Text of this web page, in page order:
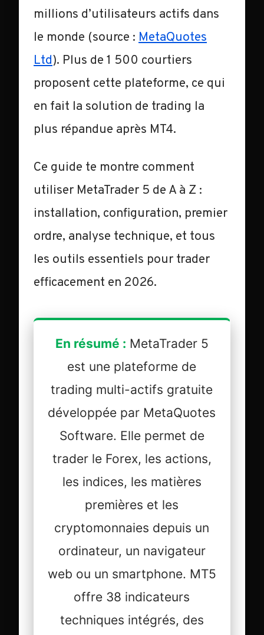
millions d’utilisateurs actifs dans
le monde (source : MetaQuotes
Ltd). Plus de 1 500 courtiers
proposent cette plateforme, ce qui
en fait la solution de trading la
plus répandue après MT4.
Ce guide te montre comment
utiliser MetaTrader 5 de A à Z :
installation, configuration, premier
ordre, analyse technique, et tous
les outils essentiels pour trader
efficacement en 2026.
En résumé : MetaTrader 5
est une plateforme de
trading multi-actifs gratuite
développée par MetaQuotes
Software. Elle permet de
trader le Forex, les actions,
les indices, les matières
premières et les
cryptomonnaies depuis un
ordinateur, un navigateur
web ou un smartphone. MT5
offre 38 indicateurs
techniques intégrés, des